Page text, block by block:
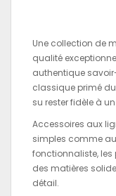
Une collection de
qualité
authentique
classique primé
su rester fidèle à
Accessoires aux
simples comme
fonctionnaliste,
des matières
détail.